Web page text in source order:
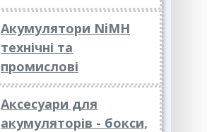
Акумулятори NiMH
технічні та
промислові
Аксесуари для
акумуляторів - бокси,